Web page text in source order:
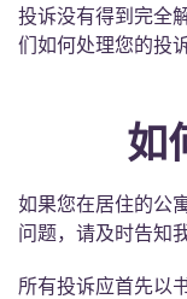
投诉没有得到完全
们如何处理您的投诉
如
如果您在居住的公
问题，请及时告知我
所有投诉应首先以